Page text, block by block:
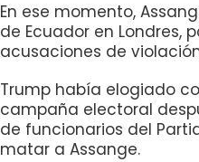
En ese momento,
de Ecuador en Londres,
acusaciones de
Trump había elogiado
campaña electoral
de funcionarios del
matar a Assange.